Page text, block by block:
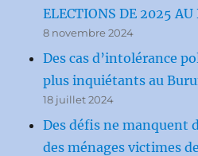
ELECTIONS DE 2025
8 novembre 2024
Des cas d’intolérance
plus inquiétants au
18 juillet 2024
Des défis ne manquent
des ménages victimes